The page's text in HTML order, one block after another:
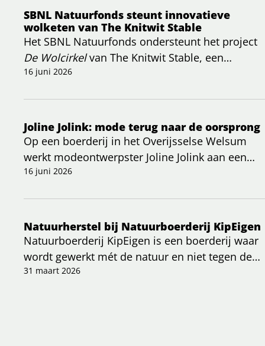
SBNL Natuurfonds steunt innovatieve
wolketen van The Knitwit Stable
Het SBNL Natuurfonds ondersteunt het project
De Wolcirkelvan The Knitwit Stable, een
initiatief dat zich richt op het herstellen van een
16 juni 2026
Joline Jolink: mode terug naar de oorsprong
Op een boerderij in het Overijsselse Welsum
werkt modeontwerpster Joline Jolink aan een
bijzonder project: kleding die letterlijk geworteld
radicaal veranderde en kiest voor een
regeneratieve, lokale aanpak.
16 juni 2026
Natuurherstel bij Natuurboerderij KipEigen
Natuurboerderij KipEigen is een boerderij waar
wordt gewerkt mét de natuur en niet tegen de
natuur.
31 maart 2026